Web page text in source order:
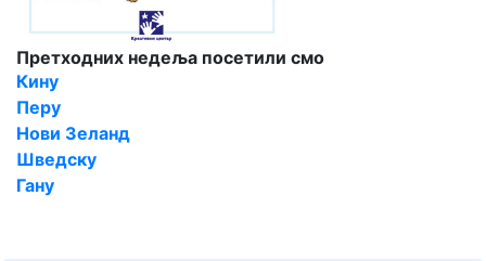
Претходних недеља посетили смо
Кину
Перу
Нови Зеланд
Шведску
Гану